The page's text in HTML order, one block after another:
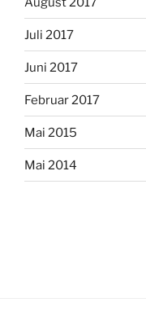
Juli 2017
Juni 2017
Februar 2017
Mai 2015
Mai 2014